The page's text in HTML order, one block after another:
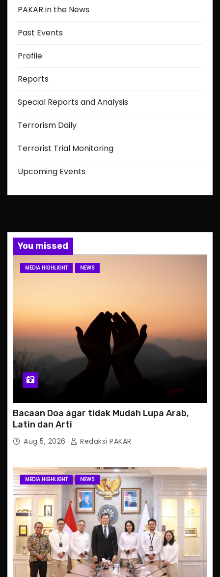
PAKAR in the News
Past Events
Profile
Reports
Special Reports and Analysis
Terrorism Daily
Terrorist Trial Monitoring
Upcoming Events
You missed
MEDIA HIGHLIGHT NEWS
Bacaan Doa agar tidak Mudah Lupa Arab,
Latin dan Arti
Aug 5, 2026 Redaksi PAKAR
MEDIA HIGHLIGHT NEWS